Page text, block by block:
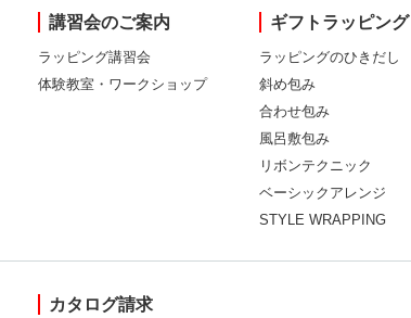
講習会のご案内
ラッピング講習会
体験教室・ワークショップ
ギフトラッピング
ラッピングのひきだし
斜め包み
合わせ包み
風呂敷包み
リボンテクニック
ベーシックアレンジ
STYLE WRAPPING
カタログ請求